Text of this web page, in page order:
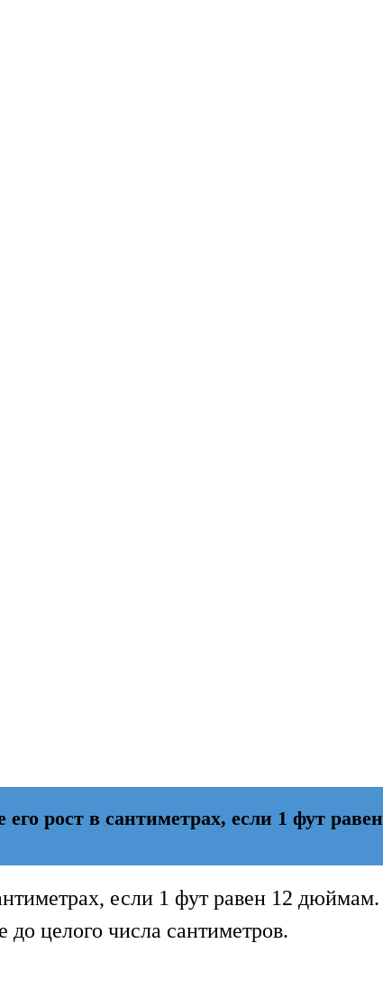
рост в сантиметрах, если 1 фут равен
если 1 фут равен 12 дюймам.
до целого числа сантиметров.